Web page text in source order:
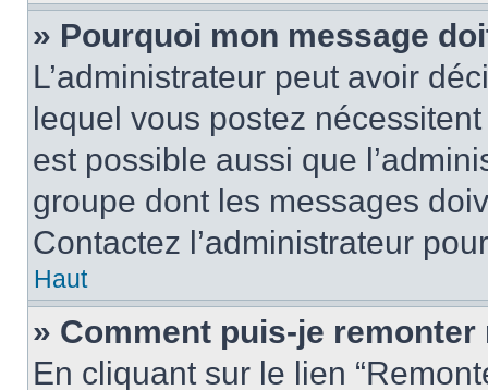
» Pourquoi mon message
L’administrateur peut avoir
lequel vous postez
est possible aussi que
groupe dont les messages
Contactez l’administrateur
Haut
» Comment puis-je
En cliquant sur le lien